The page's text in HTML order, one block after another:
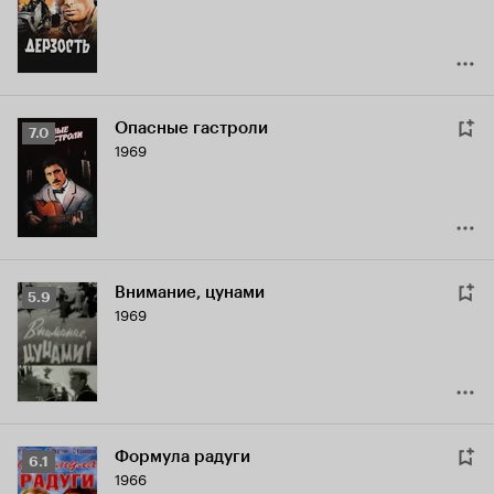
6.8
Рейтинг
Кинопоиска
7.0
7.0 Опасные гастроли
1969
Рейтинг
Кинопоиска
5.9
5.9 Внимание, цунами
1969
Рейтинг
Кинопоиска
6.1 Формула радуги
1966